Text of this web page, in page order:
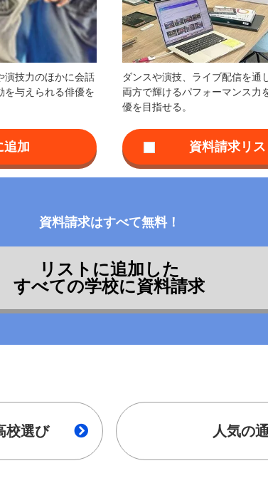
演技力のほかに会話
を与えられる俳優を
ダンスや演技、ライブ配信を通
両方で輝けるパフォーマンス力
優を目指せる。
資料請求はすべて無料！
リストに追加した
すべての学校に資料請求
校選び 人気の